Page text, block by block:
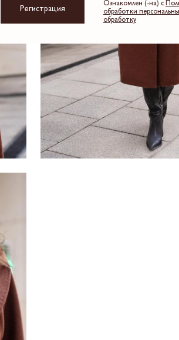
Регистрация
Ознакомлен (-на) с
обработки
обработку